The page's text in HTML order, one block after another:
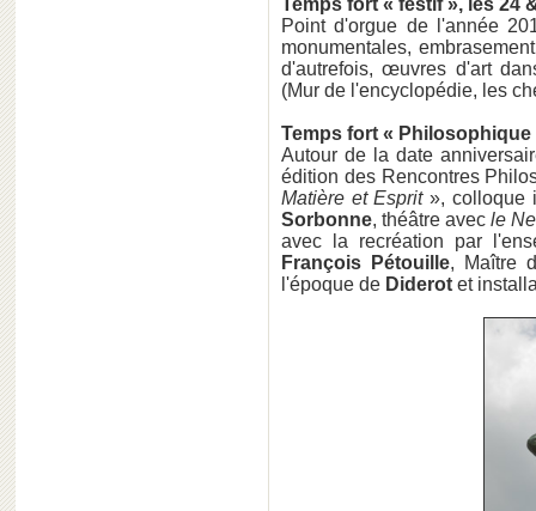
Temps fort « festif », les 24
Point d'orgue de l'année
monumentales,
d'autrefois, œuvres d'art
(Mur de l'encyclopédie, les
Temps fort «
Autour de la date
édition des Rencontres
Matière et Esprit», colloque
Sorbonne, théâtre avec le
avec la recréation par
François Pétouille, Maître
l'époque de Diderot et